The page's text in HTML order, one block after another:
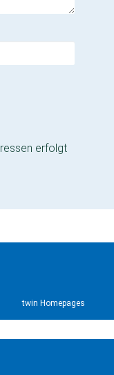
erfolgt
twin Homepages